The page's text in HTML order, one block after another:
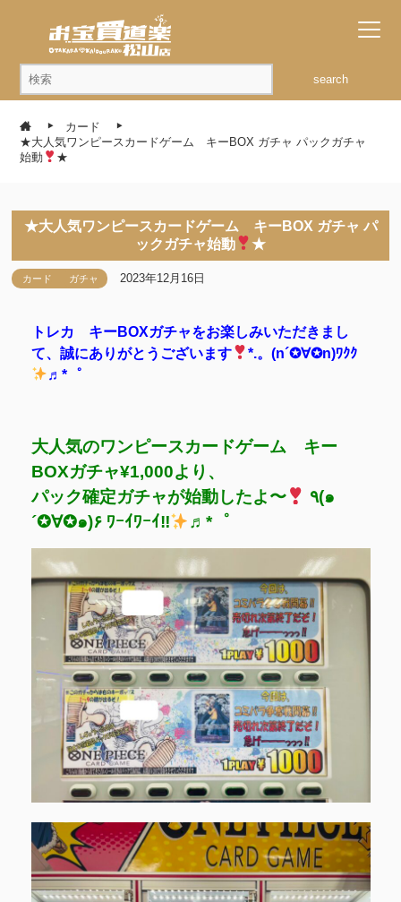
search
カード
★大人気ワンピースカードゲーム キーBOX ガチャ パックガチャ
始動
★
★大人気ワンピースカードゲーム キーBOX ガチャ パ
ックガチャ始動
★
カード ガチャ 2023年12月16日
トレカ キーBOXガチャをお楽しみいただきまし
て、誠にありがとうございます
*.。(n´✪∀✪n)ﾜｸｸ
♬*゜
大人気のワンピースカードゲーム キー
BOXガチャ¥1,000より、
パック確定ガチャが始動したよ〜
´✪∀✪๑)۶ ﾜｰｲﾜｰｲ‼
♬*゜